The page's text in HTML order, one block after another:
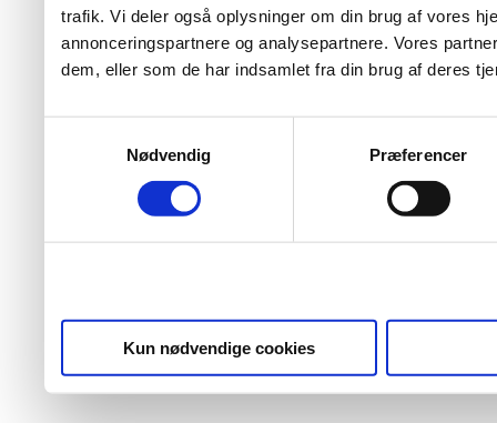
trafik. Vi deler også oplysninger om din brug af vores
annonceringspartnere og analysepartnere. Vores
dem, eller som de har indsamlet fra din brug af deres
Nødvendig
Præferencer
Kun nødvendige cookies